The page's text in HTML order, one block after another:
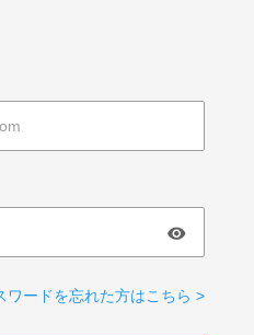
ワードを忘れた方はこちら >